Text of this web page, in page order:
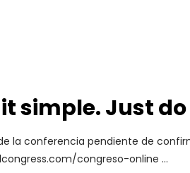
simple. Just
la conferencia pendiente de
congreso-online